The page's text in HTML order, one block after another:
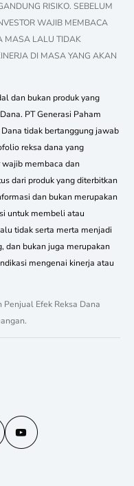
RISIKO. SEBELUM
WAJIB MEMBACA
MASA LALU TIDAK
DI MASA YANG AKAN
dan bukan produk yang
PT Generasi Paham
tidak bertanggung jawab
reksa dana yang
membaca dan
dari produk yang diterbitkan
dan bukan merupakan
untuk membeli atau
tidak serta merta menjadi
dan bukan juga merupakan
mengenai kinerja atau
Efek Reksa Dana